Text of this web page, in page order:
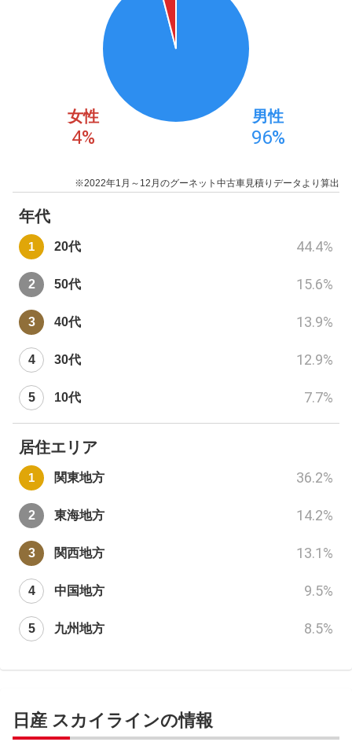
女性
4%
男性
96%
※2022年1月～12月のグーネット中古車見積りデータより算出
年代
20代 44.4%
50代 15.6%
40代 13.9%
30代 12.9%
10代 7.7%
居住エリア
関東地方 36.2%
東海地方 14.2%
関西地方 13.1%
中国地方 9.5%
九州地方 8.5%
日産 スカイラインの情報